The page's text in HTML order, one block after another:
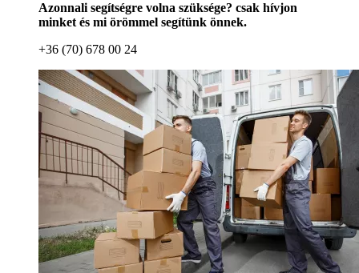
Azonnali segítségre volna szüksége? csak hívjon
minket és mi örömmel segítünk önnek.
+36 (70) 678 00 24